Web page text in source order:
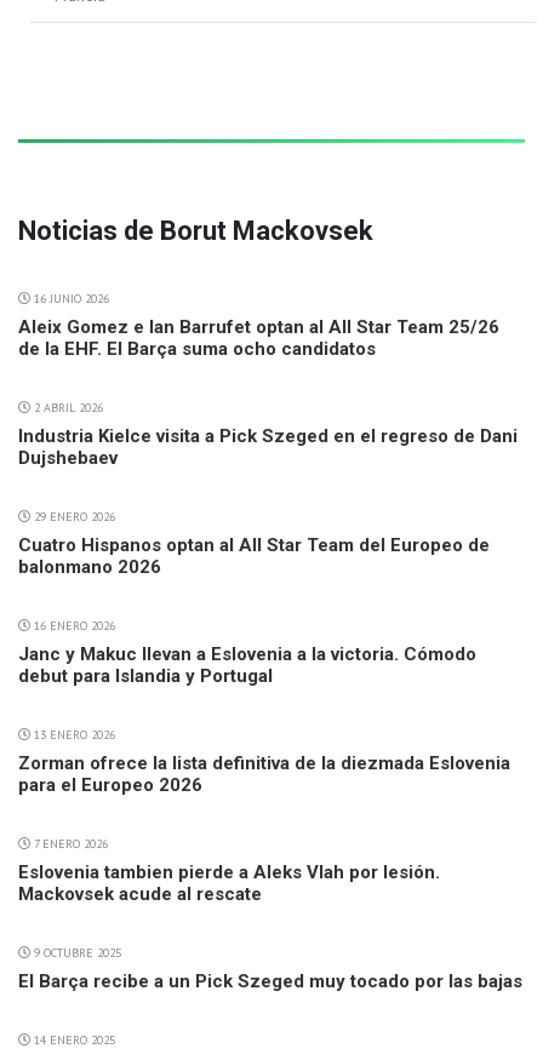
Noticias de Borut Mackovsek
16 JUNIO 2026
Aleix Gomez e Ian Barrufet optan al All Star Team 25/26
de la EHF. El Barça suma ocho candidatos
2 ABRIL 2026
Industria Kielce visita a Pick Szeged en el regreso de Dani
Dujshebaev
29 ENERO 2026
Cuatro Hispanos optan al All Star Team del Europeo de
balonmano 2026
16 ENERO 2026
Janc y Makuc llevan a Eslovenia a la victoria. Cómodo
debut para Islandia y Portugal
13 ENERO 2026
Zorman ofrece la lista definitiva de la diezmada Eslovenia
para el Europeo 2026
7 ENERO 2026
Eslovenia tambien pierde a Aleks Vlah por lesión.
Mackovsek acude al rescate
9 OCTUBRE 2025
El Barça recibe a un Pick Szeged muy tocado por las bajas
14 ENERO 2025